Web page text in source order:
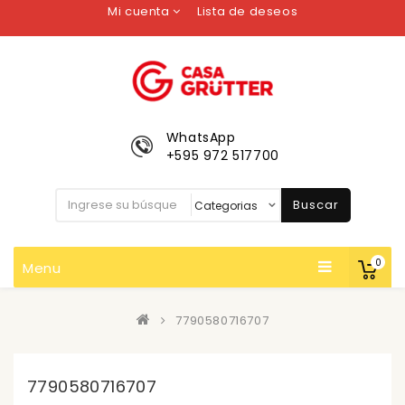
Mi cuenta Lista de deseos
0
WhatsApp
+595 972 517700
Buscar
Menu
7790580716707
7790580716707